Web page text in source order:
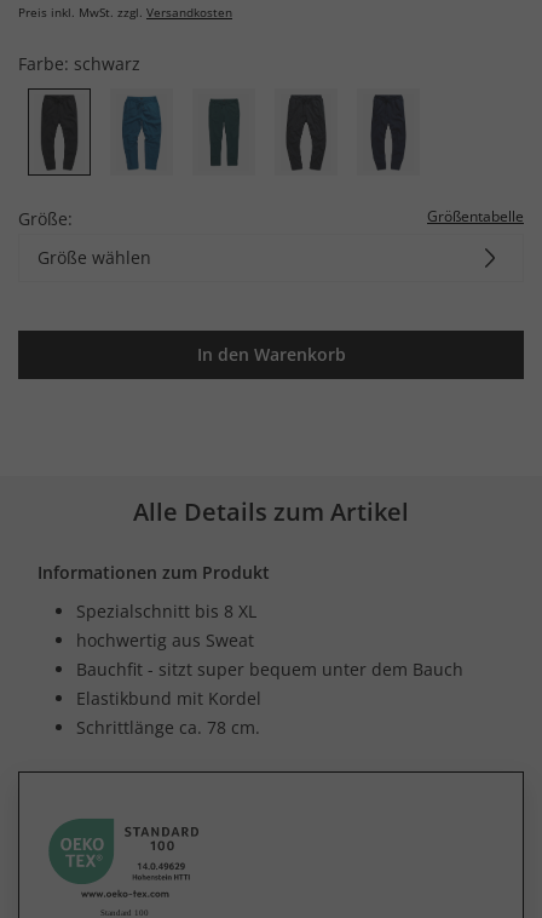
Preis inkl. MwSt. zzgl. Versandkosten
Farbe: schwarz
Größe: Größentabelle
Größe wählen
In den Warenkorb
Alle Details zum Artikel
Informationen zum Produkt
Spezialschnitt bis 8 XL
hochwertig aus Sweat
Bauchfit - sitzt super bequem unter dem Bauch
Elastikbund mit Kordel
Schrittlänge ca. 78 cm.